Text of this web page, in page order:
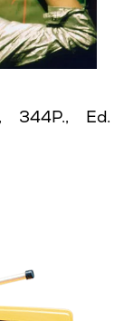
344P., Ed.